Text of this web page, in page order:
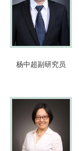
杨中超副研究员